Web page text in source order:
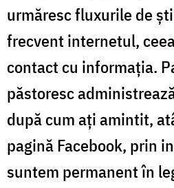
urmăresc fluxurile de
frecvent internetul,
contact cu informaţia.
păstoresc
după cum aţi amintit,
pagină Facebook, prin
suntem permanent în